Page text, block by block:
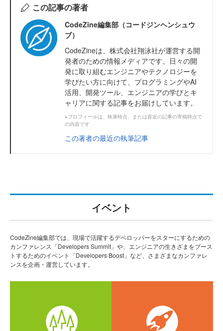
この記事の著者
CodeZine編集部（コードジンヘンシュウ
ブ）
CodeZineは、株式会社翔泳社が運営する開
発者のための情報メディアです。日々の開
発に取り組むエンジニアやテクノロジーを
学びたい方に向けて、プログラミングやAI
活用、開発ツール、エンジニアの学びとキ
ャリアに関する記事をお届けしています。
※プロフィールは、執筆時点、または直近の記事の寄稿時点で
の内容です
この著者の最近の執筆記事
イベント
CodeZine編集部では、現場で活躍するデベロッパーをスターにするための
カンファレンス「Developers Summit」や、エンジニアの生きざまをブース
トするためのイベント「Developers Boost」など、さまざまなカンファレ
ンスを企画・運営しています。